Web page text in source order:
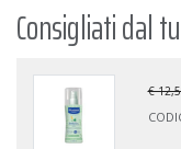
Consigliati dal
€